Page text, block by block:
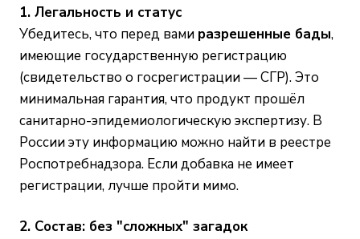
1. Легальность и статус
Убедитесь, что перед вами разрешенные бады,
имеющие государственную регистрацию
(свидетельство о госрегистрации — СГР). Это
минимальная гарантия, что продукт прошёл
санитарно-эпидемиологическую экспертизу. В
России эту информацию можно найти в реестре
Роспотребнадзора. Если добавка не имеет
регистрации, лучше пройти мимо.
2. Состав: без "сложных" загадок